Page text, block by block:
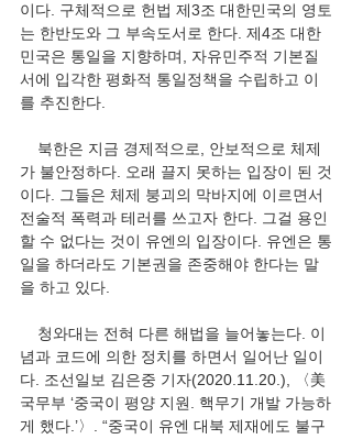
이다. 구체적으로 헌법 제3조 대한민국의 영토
는 한반도와 그 부속도서로 한다. 제4조 대한
민국은 통일을 지향하며, 자유민주적 기본질
서에 입각한 평화적 통일정책을 수립하고 이
를 추진한다.
가 불안정하다. 오래 끌지 못하는 입장이 된 것
이다. 그들은 체제 붕괴의 막바지에 이르면서
전술적 폭력과 테러를 쓰고자 한다. 그걸 용인
할 수 없다는 것이 유엔의 입장이다. 유엔은 통
일을 하더라도 기본권을 존중해야 한다는 말
을 하고 있다.
념과 코드에 의한 정치를 하면서 일어난 일이
다. 조선일보 김은중 기자(2020.11.20.), 〈美
국무부 ‘중국이 평양 지원. 핵무기 개발 가능하
게 했다.’〉. “중국이 유엔 대북 제재에도 불구